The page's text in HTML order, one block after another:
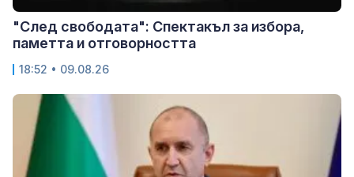
"След свободата": Спектакъл за избора,
паметта и отговорността
18:52 • 09.08.26